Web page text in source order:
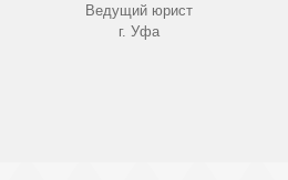
Ведущий юрист
г. Уфа